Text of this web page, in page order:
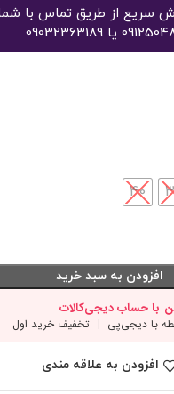
سریع از طریق تماس با
یا 09032363189
40
افزودن به سبد خرید
افزودن به علاقه مندی